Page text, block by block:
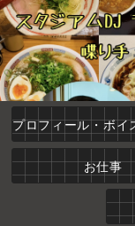
プロフィール・ボイ
お仕事